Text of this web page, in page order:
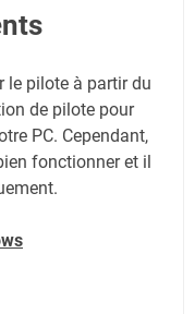
le pilote à partir du
de pilote pour
PC. Cependant,
fonctionner et il